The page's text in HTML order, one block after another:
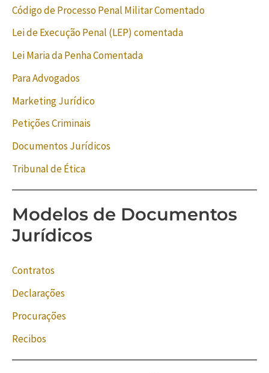
Código de Processo Penal Militar Comentado
Lei de Execução Penal (LEP) comentada
Lei Maria da Penha Comentada
Para Advogados
Marketing Jurídico
Petições Criminais
Documentos Jurídicos
Tribunal de Ética
Modelos de Documentos
Jurídicos
Contratos
Declarações
Procurações
Recibos